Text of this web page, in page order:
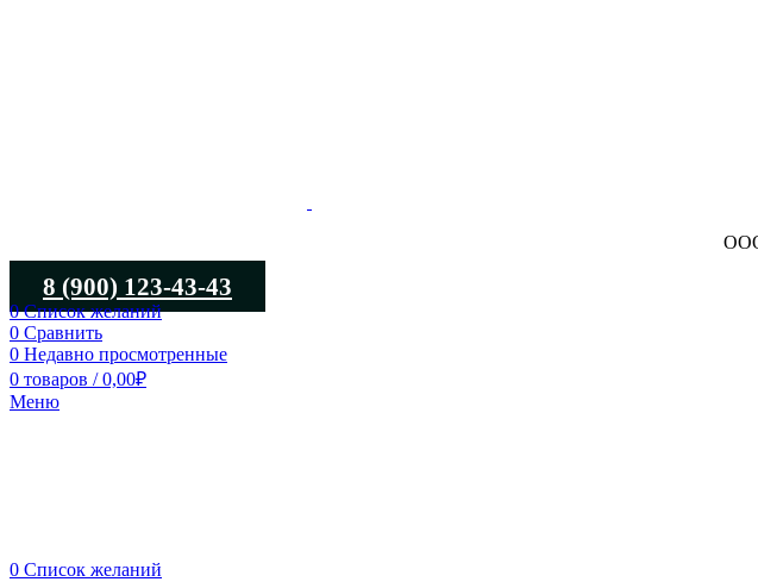
8 (900) 123-43-43
0Список желаний
0 Сравнить
0 Недавно просмотренные
0 товаров / 0,00₽
Меню
0 Список желаний